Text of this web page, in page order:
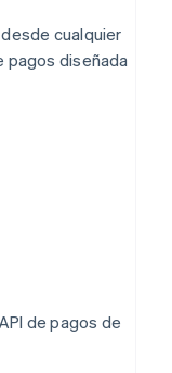
cualquier
pagos diseñada
de pagos de